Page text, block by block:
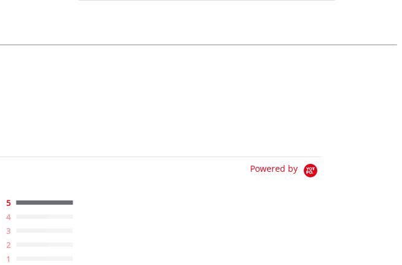
Powered by
5
4
3
2
1